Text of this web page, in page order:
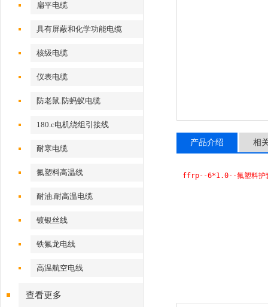
扁平电缆
具有屏蔽和化学功能电缆
核级电缆
仪表电缆
防老鼠.防蚂蚁电缆
180.c电机绕组引接线
耐寒电缆
氟塑料高温线
耐油.耐高温电缆
镀银丝线
铁氟龙电线
高温航空电线
查看更多
产品介绍 相
ffrp--6*1.0--氟塑料护